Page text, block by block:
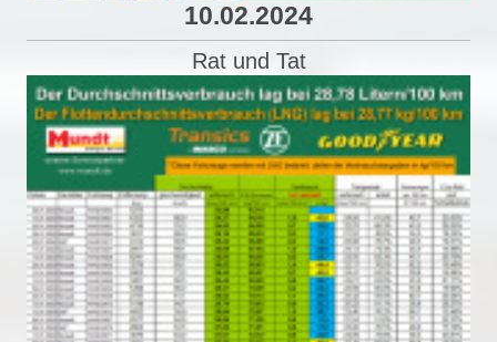
10.02.2024
Rat und Tat